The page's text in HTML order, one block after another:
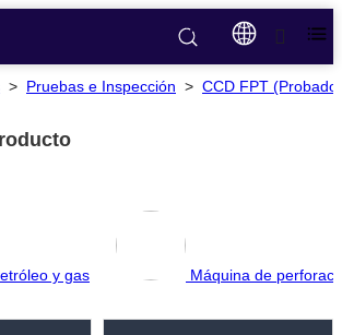
> Pruebas e Inspección > CCD FPT
y gas Máquina de